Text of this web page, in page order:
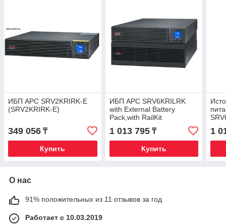
ИБП APC SRV2KRIRK-E
(SRV2KRIRK-E)
349 056 ₸
Купить
ИБП APC SRV6KRILRK
with External Battery
Pack,with RailKit
(SRV6KRILRK)
1 013 795₸
Купить
1
О нас
91% положительных из 11 отзывов за год
Работает с 10.03.2019